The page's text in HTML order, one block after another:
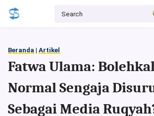
Beranda | Artikel
Fatwa Ulama:
Normal Sengaja
Sebagai Media